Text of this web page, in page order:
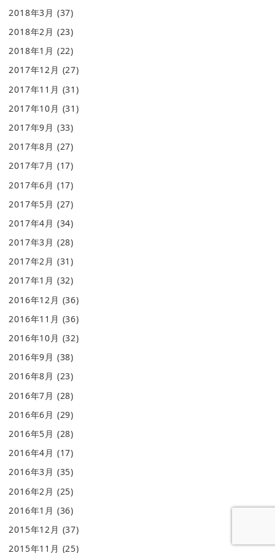
2018年3月 (37)
2018年2月 (23)
2018年1月 (22)
2017年12月 (27)
2017年11月 (31)
2017年10月 (31)
2017年9月 (33)
2017年8月 (27)
2017年7月 (17)
2017年6月 (17)
2017年5月 (27)
2017年4月 (34)
2017年3月 (28)
2017年2月 (31)
2017年1月 (32)
2016年12月 (36)
2016年11月 (36)
2016年10月 (32)
2016年9月 (38)
2016年8月 (23)
2016年7月 (28)
2016年6月 (29)
2016年5月 (28)
2016年4月 (17)
2016年3月 (35)
2016年2月 (25)
2016年1月 (36)
2015年12月 (37)
2015年11月 (25)